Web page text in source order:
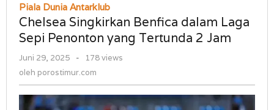
dalam
Laga
Sepi
Tertunda
2
Piala Dunia Antarklub
Chelsea Singkirkan Benfica dalam Laga
Sepi Penonton yang Tertunda 2 Jam
Juni 29, 2025
oleh
-
178 views
oleh porostimur.com